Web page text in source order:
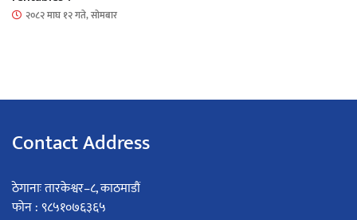
२०८२ माघ १२ गते, सोमबार
Contact Address
ठेगानाः तारकेश्वर–८, काठमाडौं
फोन : ९८५१०७६३६५